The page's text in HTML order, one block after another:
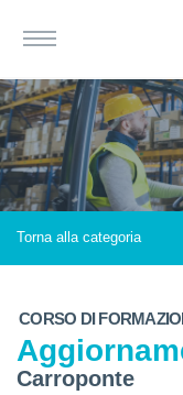
Torna alla categoria
CORSO DI
Carroponte